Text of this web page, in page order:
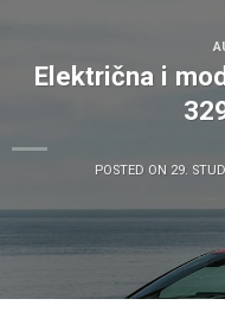
Električna i
POSTED ON 29.